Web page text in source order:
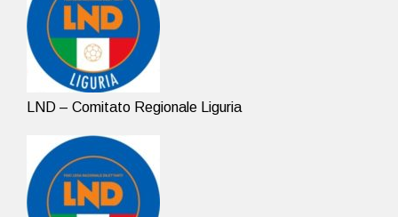
LND – Comitato Regionale Liguria